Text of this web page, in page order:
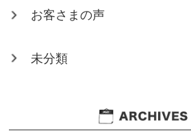
お客さまの声
未分類